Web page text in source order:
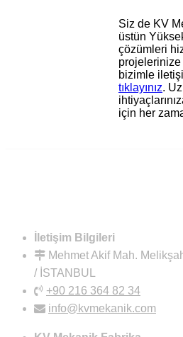
Siz de KV
üstün
çözümleri
bizimle
tıklayınız.
için her
İletişim Bilgileri
Mehmet Akif Mah.
/ İSTANBUL
+90 216 364 82 34
info@kvmekanik.com